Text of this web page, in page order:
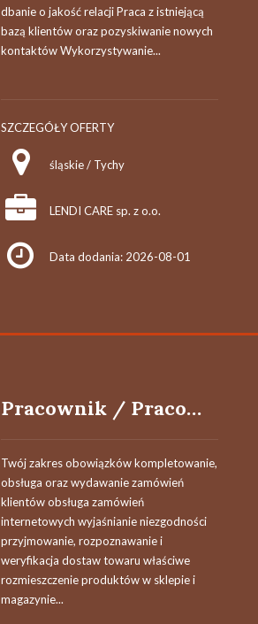
dbanie o jakość relacji Praca z istniejącą
bazą klientów oraz pozyskiwanie nowych
kontaktów Wykorzystywanie...
SZCZEGÓŁY OFERTY
śląskie / Tychy
LENDI CARE sp. z o.o.
Data dodania: 2026-08-01
Pracownik / Pracowniczka Magazynu (Sektor Logistyki)
Twój zakres obowiązków kompletowanie,
obsługa oraz wydawanie zamówień
klientów obsługa zamówień
internetowych wyjaśnianie niezgodności
przyjmowanie, rozpoznawanie i
weryfikacja dostaw towaru właściwe
rozmieszczenie produktów w sklepie i
magazynie...